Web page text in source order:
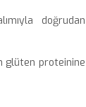
doğrudan
glüten proteinine